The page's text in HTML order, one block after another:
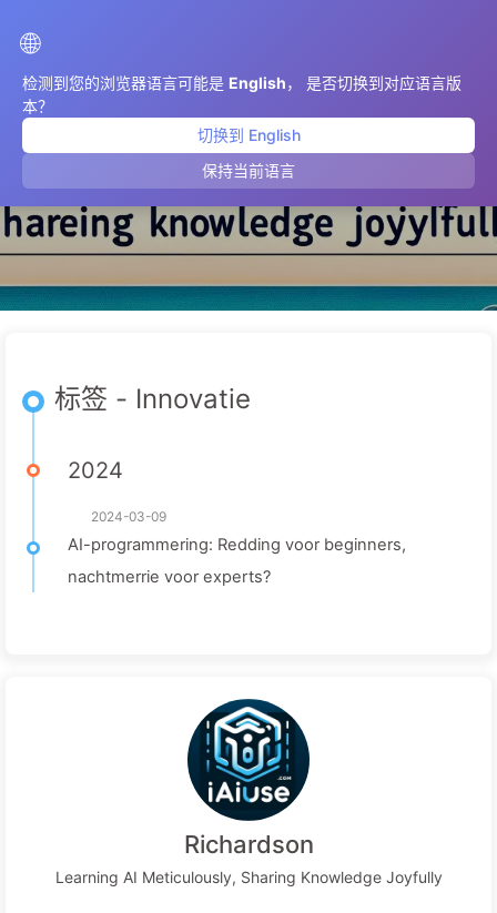
🌐
检测到您的浏览器语言可能是 English， 是否切换到对应语言版
本？
切换到 English
保持当前语言
Innovatie
标签 - Innovatie
2024
2024-03-09
AI-programmering: Redding voor beginners,
nachtmerrie voor experts?
Richardson
Learning AI Meticulously, Sharing Knowledge Joyfully